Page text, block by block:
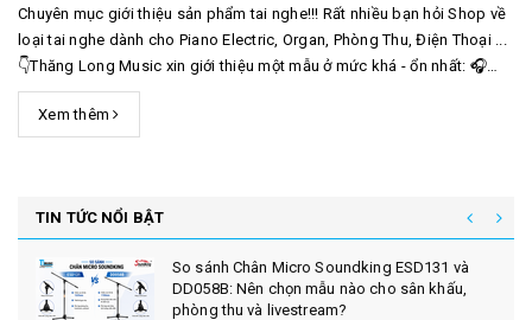
Chuyên mục giới thiệu sản phẩm tai nghe!!! Rất nhiều bạn hỏi Shop về
loại tai nghe dành cho Piano Electric, Organ, Phòng Thu, Điện Thoại ...
👇Thăng Long Music xin giới thiệu một mẫu ở mức khá - ổn nhất: ️🎧️🎧️
🎧 Tai nghe #Roland #RH_5 là sự lựa chọn hoàn hảo cho các nhạc cụ
Xem thêm
TIN TỨC NỔI BẬT
So sánh Chân Micro Soundking ESD131 và
DD058B: Nên chọn mẫu nào cho sân khấu,
phòng thu và livestream?